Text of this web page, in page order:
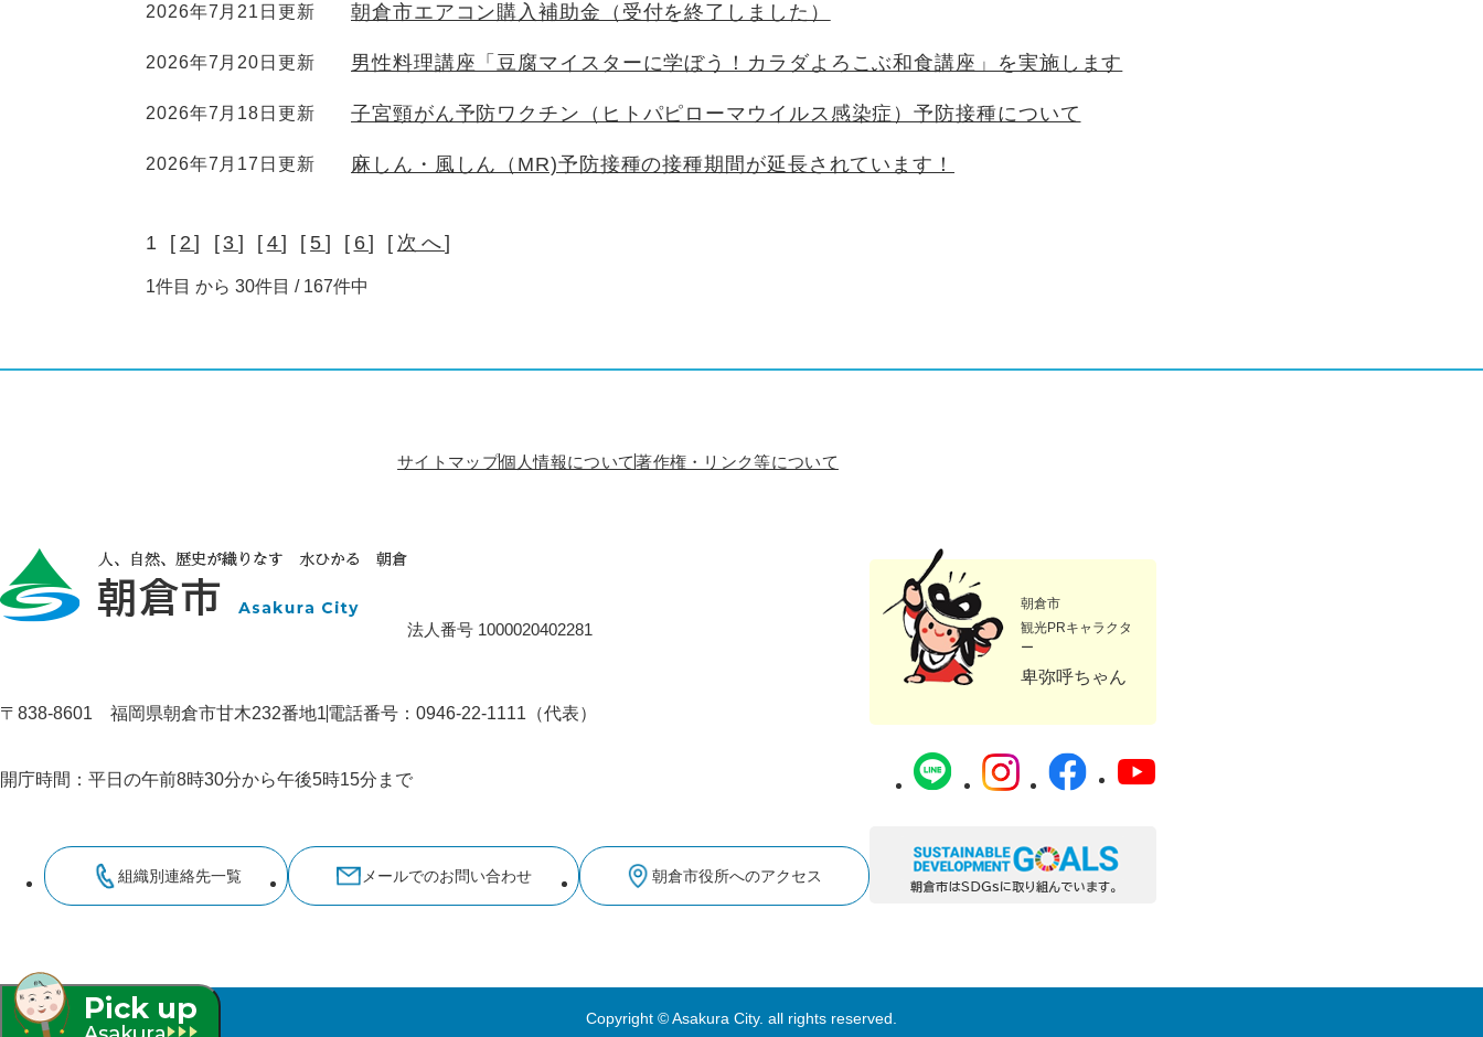
2026年7月21日更新 朝倉市エアコン購入補助金（受付を終了しました）
2026年7月20日更新 男性料理講座「豆腐マイスターに学ぼう！カラダよろこぶ和食講座」を実施します
2026年7月18日更新 子宮頸がん予防ワクチン（ヒトパピローマウイルス感染症）予防接種について
2026年7月17日更新 麻しん・風しん（MR)予防接種の接種期間が延長されています！
1 [ 2] [ 3 ] [ 4] [ 5 ] [ 6] [ 次へ]
1件目 から 30件目 / 167件中
サイトマップ個人情報について著作権・リンク等について
法人番号 1000020402281
〒838-8601 福岡県朝倉市甘木232番地1電話番号：0946-22-1111（代表）
開庁時間：平日の午前8時30分から午後5時15分まで
組織別連絡先一覧 メールでのお問い合わせ 朝倉市役所へのアクセス
朝倉市
観光PRキャラクタ
ー
卑弥呼ちゃん
Copyright © Asakura City. all rights reserved.